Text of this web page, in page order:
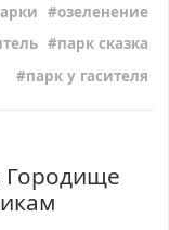
озеленение
парк сказка
парк у гасителя
Городище